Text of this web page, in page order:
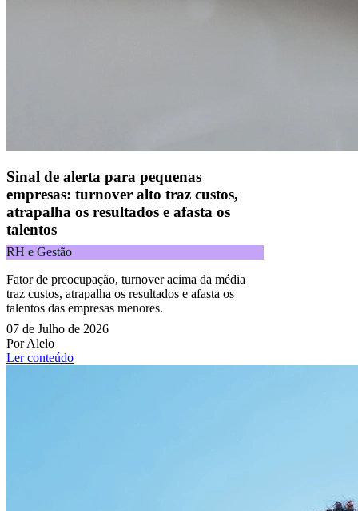
Sinal de alerta para pequenas
empresas: turnover alto traz custos,
atrapalha os resultados e afasta os
talentos
RH e Gestão
Fator de preocupação, turnover acima da média
traz custos, atrapalha os resultados e afasta os
talentos das empresas menores.
07 de Julho de 2026
Por Alelo
Ler conteúdo